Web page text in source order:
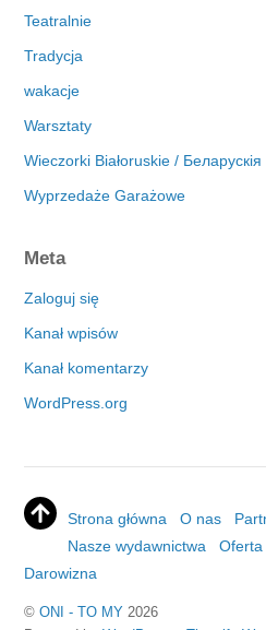
Teatralnie
Tradycja
wakacje
Warsztaty
Wieczorki Białoruskie / Беларускія
Wyprzedaże Garażowe
Meta
Zaloguj się
Kanał wpisów
Kanał komentarzy
WordPress.org
Strona główna O nas
Nasze wydawnictwa
Oferta
Darowizna
©ONI - TO MY 2026